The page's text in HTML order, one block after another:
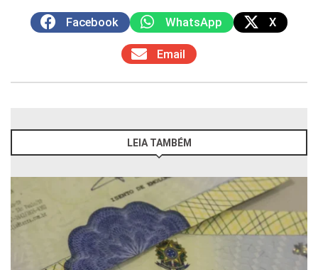
Facebook WhatsApp X
Email
LEIA TAMBÉM